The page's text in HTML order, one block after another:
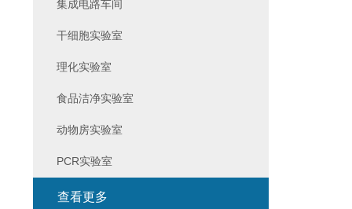
集成电路车间
干细胞实验室
理化实验室
食品洁净实验室
动物房实验室
PCR实验室
查看更多